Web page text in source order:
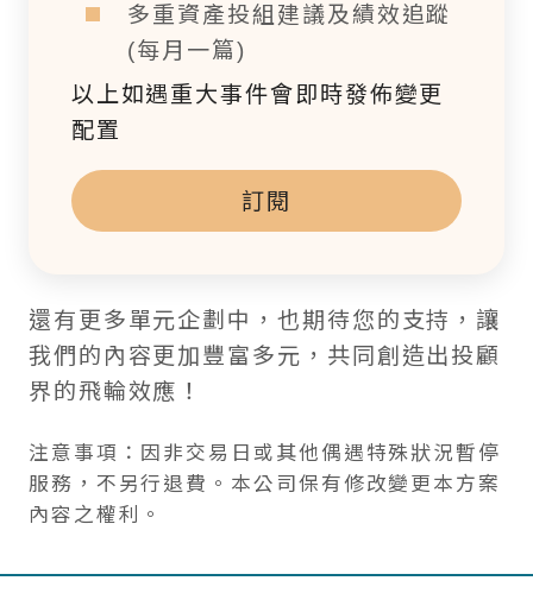
訂閱
多重資產投組建議及績效追蹤
(每月一篇)
以上如遇重大事件會即時發佈變更
配置
還有更多單元企劃中，也期待您的支持，讓
我們的內容更加豐富多元，共同創造出投顧
界的飛輪效應！
注意事項：因非交易日或其他偶遇特殊狀況暫停
服務，不另行退費。本公司保有修改變更本方案
內容之權利。